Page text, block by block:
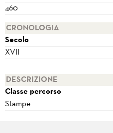
460
CRONOLOGIA
Secolo
XVII
DESCRIZIONE
Classe percorso
Stampe